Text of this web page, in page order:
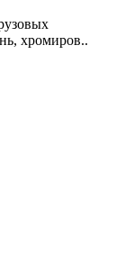
хромиров..